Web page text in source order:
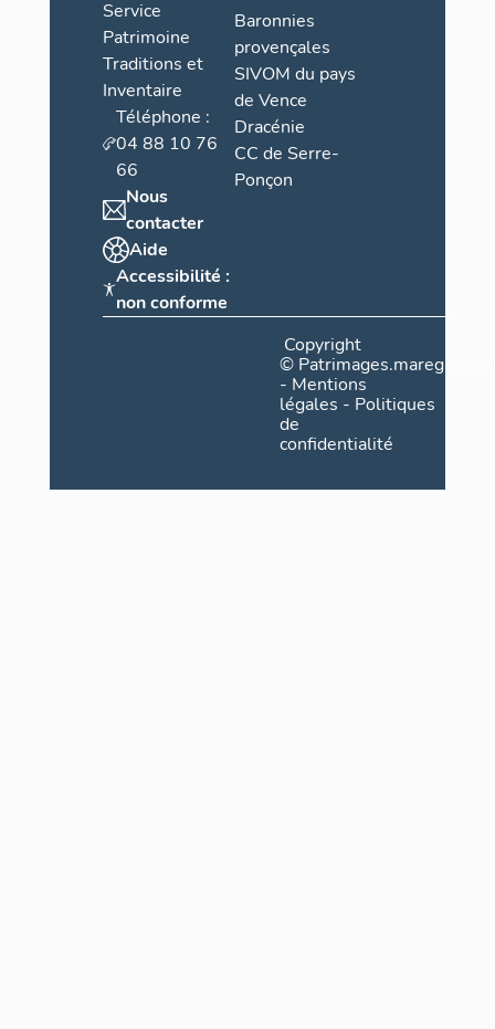
Service
Patrimoine
Traditions et
Inventaire
Téléphone :
04 88 10 76
66
Nous
contacter
Aide
Accessibilité :
non conforme
Baronnies
provençales
SIVOM du pays
de Vence
Dracénie
CC de Serre-
Ponçon
Copyright
©
- Mentions
légales - Politiques
de
confidentialité